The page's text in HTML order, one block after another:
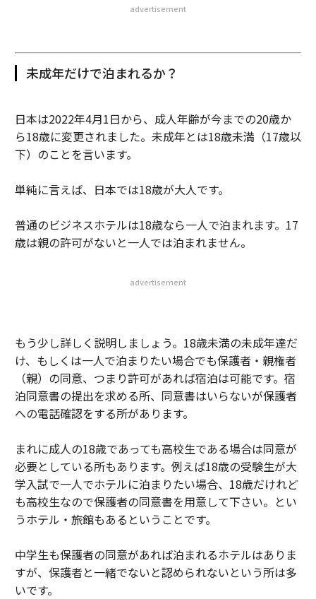
advertisement
未成年だけで泊まれるか？
日本は2022年4月1日から、成人年齢が今までの20歳か
ら18歳に変更されました。未成年とは18歳未満（17歳以
下）のことを言います。
単純に言えば、日本では18歳が大人です。
普通のビジネスホテルは18歳なら一人で泊まれます。17
歳は親の許可がないと一人では泊まれません。
advertisement
もう少し詳しく説明しましょう。18歳未満の未成年達だ
け、もしくは一人で泊まりたい場合でも保護者・親権者
（親）の同意、つまり許可があれば宿泊は可能です。宿
泊同意書の提出を求める所、同意書はいらないが保護者
への電話確認をする所があります。
まれに成人の18歳であっても高校生である場合は同意が
必要としている所もあります。例えば18歳の受験生が大
学入試で一人でホテルに泊まりたい場合、18歳だけれど
も高校生なので保護者の同意書を用意して下さい。とい
うホテル・旅館もあるということです。
中学生も保護者の同意があれば泊まれるホテルはありま
すが、保護者と一緒でないと認められないという所は多
いです。